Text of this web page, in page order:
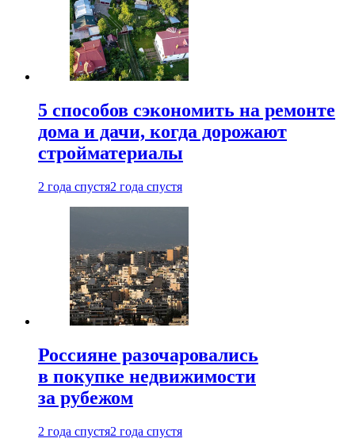
5 способов сэкономить на ремонте
дома и дачи, когда дорожают
стройматериалы
2 года спустя2 года спустя
Россияне разочаровались
в покупке недвижимости
за рубежом
2 года спустя2 года спустя